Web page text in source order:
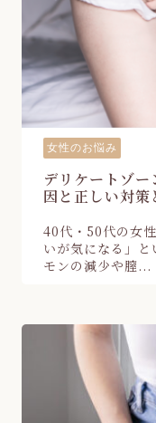
女性のお悩み
デリケートゾ
因と正しい対策
40代・50代の女
いが気になる」
モンの減少や膣...